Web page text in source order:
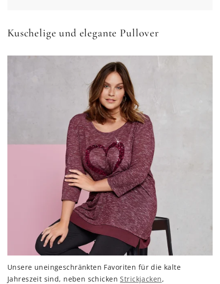
Kuschelige und elegante Pullover
Unsere uneingeschränkten Favoriten für die kalte
Jahreszeit sind, neben schickenStrickjacken,